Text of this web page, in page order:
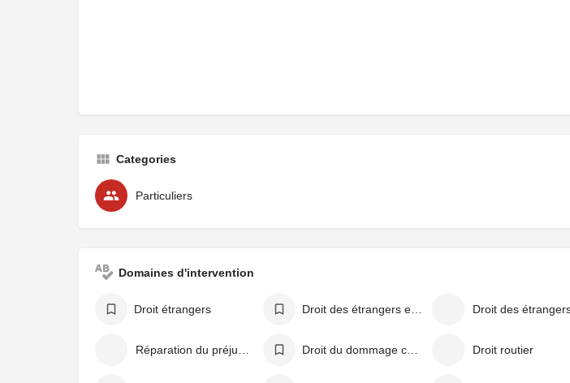
Categories
Particuliers
Domaines d'intervention
Droit étrangers Droit des étrangers en France
Réparation du préjudice corporel Droit du dommage corporel Droit routier